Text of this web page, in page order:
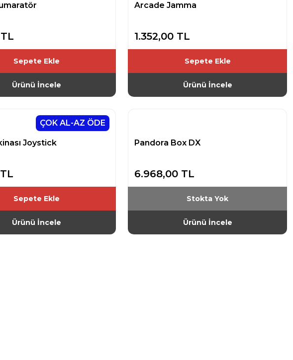
Sepete Ekle
Ürünü İncele
Arcade Jamma
1.352,00 TL
Sepete Ekle
Ürünü İncele
ÇOK AL-AZ ÖDE
Joystick
Sepete Ekle
Ürünü İncele
Pandora Box DX
6.968,00 TL
Stokta Yok
Ürünü İncele